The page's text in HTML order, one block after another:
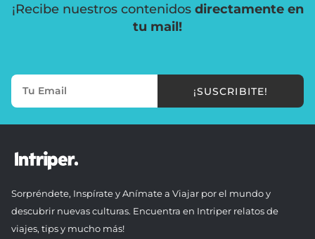
¡Recibe nuestros contenidos directamente en
tu mail!
¡SUSCRIBITE!
Sorpréndete, Inspírate y Anímate a Viajar por el mundo y
descubrir nuevas culturas. Encuentra en Intriper relatos de
viajes, tips y mucho más!